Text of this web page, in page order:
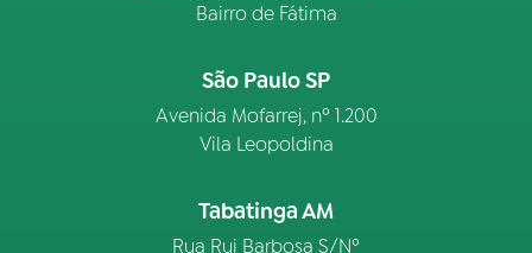
Bairro de Fátima
São Paulo SP
Avenida Mofarrej, nº 1.200
Vila Leopoldina
Tabatinga AM
Rua Rui Barbosa S/Nº